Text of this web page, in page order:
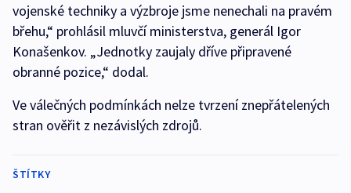
vojenské techniky a výzbroje jsme nenechali na pravém
břehu,“ prohlásil mluvčí ministerstva, generál Igor
Konašenkov. „Jednotky zaujaly dříve připravené
obranné pozice,“ dodal.
Ve válečných podmínkách nelze tvrzení znepřátelených
stran ověřit z nezávislých zdrojů.
ŠTÍTKY